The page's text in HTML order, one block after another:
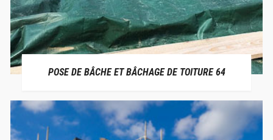
POSE DE BÂCHE ET BÂCHAGE DE TOITURE 64